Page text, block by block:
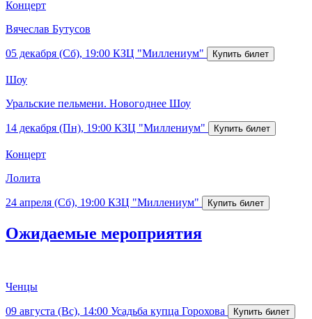
Концерт
Вячеслав Бутусов
05 декабря (Сб), 19:00 КЗЦ "Миллениум"
Шоу
Уральские пельмени. Новогоднее Шоу
14 декабря (Пн), 19:00 КЗЦ "Миллениум"
Концерт
Лолита
24 апреля (Сб), 19:00 КЗЦ "Миллениум"
Ожидаемые мероприятия
Ченцы
09 августа (Вс), 14:00 Усадьба купца Горохова